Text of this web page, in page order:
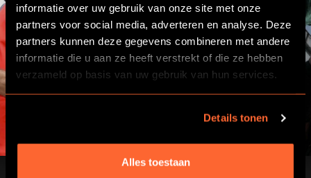
informatie over uw gebruik van onze site met onze
partners voor social media, adverteren en analyse. Deze
partners kunnen deze gegevens combineren met andere
informatie die u aan ze heeft verstrekt of die ze hebben
verzameld op basis van uw gebruik van hun services.
Details tonen
Alles toestaan